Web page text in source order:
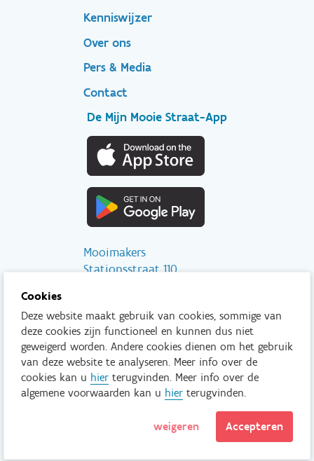
secondary
Kenniswijzer
Over ons
Pers & Media
Contact
De Mijn Mooie Straat-App
Mooimakers
Stationsstraat 110
info@mooimakers.be
015 28 41 56
Tenzij anders vermeld is het niet toegestaan om inhoud van deze
website te kopiëren, reproduceren, aan te passen en/of onder
een andere vorm te publiceren zonder voorafgaand en
uitdrukkelijk akkoord van Mooimakers.
© Mooimakers.be 2026
Cookies
Deze website maakt gebruik van cookies, sommige van
deze cookies zijn functioneel en kunnen dus niet
geweigerd worden. Andere cookies dienen om het gebruik
van deze website te analyseren. Meer info over de
cookies kan u hier terugvinden. Meer info over de
algemene voorwaarden kan u hier terugvinden.
weigeren Accepteren